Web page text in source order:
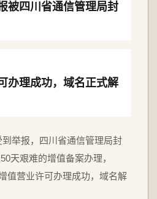
被四川省通信管理局封
办理成功，域名正式解
举报，四川省通信管理局封
天艰难的增值备案办理，
值营业许可办理成功，域名解